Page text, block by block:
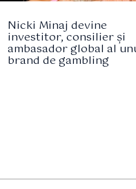
Nicki Minaj devine
investitor, consilier și
ambasador global al
brand de gambling